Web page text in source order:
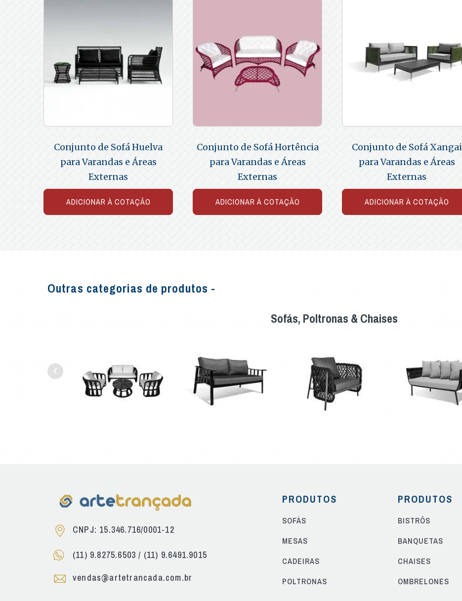
Conjunto de Sofá Huelva
para Varandas e Áreas
Externas
ADICIONAR À COTAÇÃO
Conjunto de Sofá Hortência
para Varandas e Áreas
Externas
ADICIONAR À COTAÇÃO
Conjunto de Sofá Xangai
para Varandas e Áreas
Externas
ADICIONAR À COTAÇÃO
Outras categorias de produtos -
Sofás, Poltronas & Chaises
CNPJ: 15.346.716/0001-12
(11) 9.8275.6503 / (11) 9.6491.9015
vendas@artetrancada.com.br
PRODUTOS
SOFÁS
MESAS
CADEIRAS
POLTRONAS
PRODUTOS
BISTRÔS
BANQUETAS
CHAISES
OMBRELONES